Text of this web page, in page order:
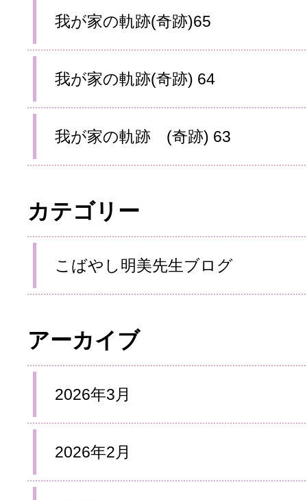
我が家の軌跡(奇跡)65
我が家の軌跡(奇跡) 64
我が家の軌跡 (奇跡) 63
カテゴリー
こばやし明美先生ブログ
アーカイブ
2026年3月
2026年2月